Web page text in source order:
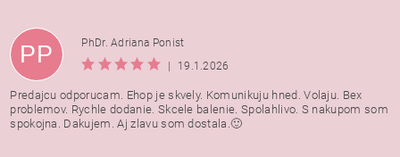
PP
PhDr. Adriana Ponist
19.1.2026
Predajcu odporucam. Ehop je skvely. Komunikuju hned. Volaju. Bex
problemov. Rychle dodanie. Skcele balenie. Spolahlivo. S nakupom som
spokojna. Dakujem. Aj zlavu som dostala.🙂